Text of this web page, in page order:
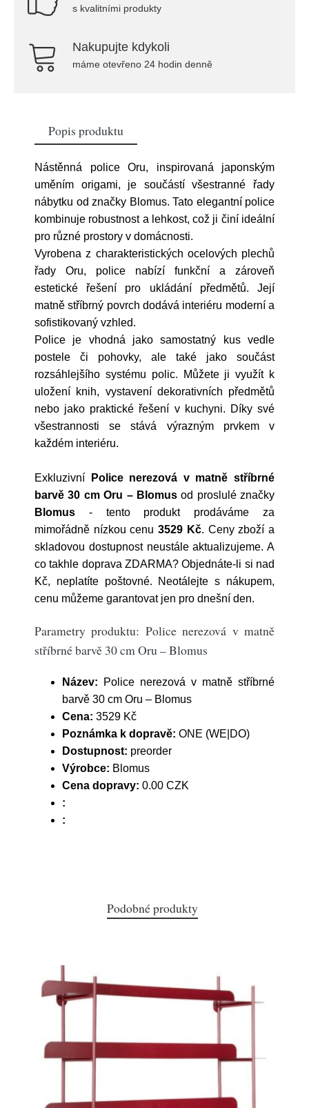
s kvalitními produkty
Nakupujte kdykoli
máme otevřeno 24 hodin denně
Popis produktu
Nástěnná police Oru, inspirovaná japonským
uměním origami, je součástí všestranné řady
nábytku od značky Blomus. Tato elegantní police
kombinuje robustnost a lehkost, což ji činí ideální
pro různé prostory v domácnosti.
Vyrobena z charakteristických ocelových plechů
řady Oru, police nabízí funkční a zároveň
estetické řešení pro ukládání předmětů. Její
matně stříbrný povrch dodává interiéru moderní a
sofistikovaný vzhled.
Police je vhodná jako samostatný kus vedle
postele či pohovky, ale také jako součást
rozsáhlejšího systému polic. Můžete ji využít k
uložení knih, vystavení dekorativních předmětů
nebo jako praktické řešení v kuchyni. Díky své
všestrannosti se stává výrazným prvkem v
každém interiéru.
Exkluzivní
Police nerezová v matně stříbrné
barvě 30 cm Oru – Blomusod proslulé značky
Blomus - tento produkt prodáváme za
mimořádně nízkou cenu3529 Kč. Ceny zboží a
skladovou dostupnost neustále aktualizujeme. A
co takhle doprava ZDARMA? Objednáte-li si nad
Kč, neplatíte poštovné. Neotálejte s nákupem,
cenu můžeme garantovat jen pro dnešní den.
Parametry produktu: Police nerezová v matně
stříbrné barvě 30 cm Oru – Blomus
Název: Police nerezová v matně stříbrné
barvě 30 cm Oru – Blomus
Cena: 3529 Kč
Poznámka k dopravě: ONE (WE|DO)
Dostupnost: preorder
Výrobce: Blomus
Cena dopravy: 0.00 CZK
:
:
Podobné produkty